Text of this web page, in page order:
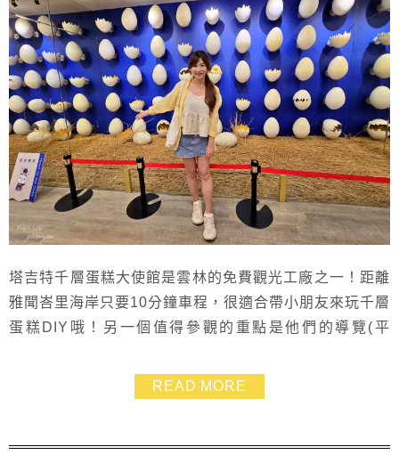
塔吉特千層蛋糕大使館是雲林的免費觀光工廠之一！距離
雅聞峇里海岸只要10分鐘車程，很適合帶小朋友來玩千層
蛋糕DIY哦！另一個值得參觀的重點是他們的導覽(平
製作過程。館內的蛋蛋牆和免子公爵是必拍打卡重點！
READ MORE